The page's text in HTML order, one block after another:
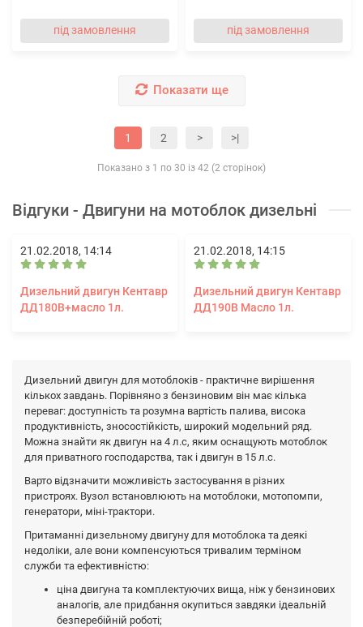
під замовлення під замовлення
Показати ще
1 2 > >|
Показано з 1 по 30 із 42 (2 сторінок)
Відгуки - Двигуни на мотоблок дизельні
21.02.2018, 14:14
Дизельний двигун Кентавр
ДД180В+масло 1л.
21.02.2018, 14:15
Дизельний двигун Кентавр
ДД190В Масло 1л.
Дизельний двигун для мотоблоків - практичне вирішення
кількох завдань. Порівняно з бензиновим він має кілька
переваг: доступність та розумна вартість палива, висока
продуктивність, зносостійкість, широкий модельний ряд.
Можна знайти як двигун на 4 л.с, яким оснащують мотоблок
для приватного господарства, так і двигун в 15 л.с.
Варто відзначити можливість застосування в різних
пристроях. Вузол встановлюють на мотоблоки, мотопомпи,
генератори, міні-трактори.
Притаманні дизельному двигуну для мотоблока та деякі
недоліки, але вони компенсуються тривалим терміном
служби та ефективністю:
ціна двигуна та комплектуючих вища, ніж у бензинових
аналогів, але придбання окупиться завдяки ідеальній
безперебійній роботі;